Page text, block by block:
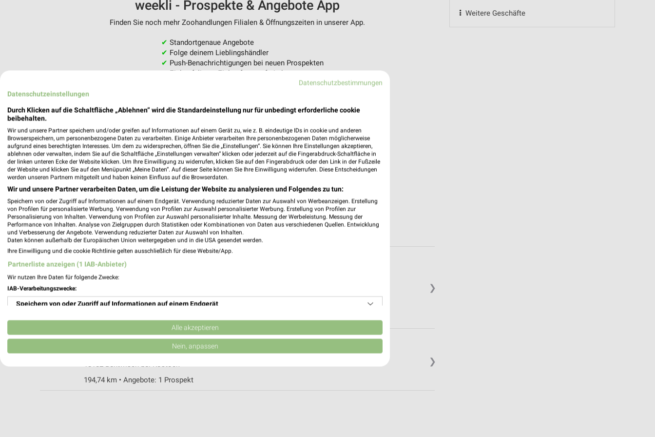
Weitere Geschäfte
weekli - Prospekte & Angebote App
Finden Sie noch mehr Zoohandlungen Filialen & Öffnungszeiten in unserer App.
✔ Standortgenaue Angebote
✔ Folge deinem Lieblingshändler
✔ Push-Benachrichtigungen bei neuen Prospekten
✔Einkaufsliste - Einkauf stressfrei planen
❯
Fressnapf Greifswald
17489 Greifswald
Heute 09:00 - 20:00 Uhr | Geschlossen
❯
MegaZoo Rostock Bentwisch
Hansestraße 28a
18182 Bentwisch bei Rostock
194,74 km • Angebote: 1 Prospekt
Datenschutzbestimmungen
Datenschutzeinstellungen
Durch Klicken auf die Schaltfläche „Ablehnen“ wird die Standardeinstellung nur für unbedingt erforderliche cookie
beibehalten.
Wir und unsere Partner speichern und/oder greifen auf Informationen auf einem Gerät zu, wie z. B. eindeutige IDs in cookie und anderen
Browserspeichern, um personenbezogene Daten zu verarbeiten. Einige Anbieter verarbeiten Ihre personenbezogenen Daten möglicherweise
aufgrund eines berechtigten Interesses. Um dem zu widersprechen, öffnen Sie die „Einstellungen“. Sie können Ihre Einstellungen akzeptieren,
ablehnen oder verwalten, indem Sie auf die Schaltfläche „Einstellungen verwalten“ klicken oder jederzeit auf die Fingerabdruck-Schaltfläche in
der linken unteren Ecke der Website klicken. Um Ihre Einwilligung zu widerrufen, klicken Sie auf den Fingerabdruck oder den Link in der Fußzeile
der Website und klicken Sie auf den Menüpunkt „Meine Daten“. Auf dieser Seite können Sie Ihre Einwilligung widerrufen. Diese Entscheidungen
werden unseren Partnern mitgeteilt und haben keinen Einfluss auf die Browserdaten.
Wir und unsere Partner verarbeiten Daten, um die Leistung der Website zu analysieren und Folgendes zu tun:
Speichern von oder Zugriff auf Informationen auf einem Endgerät. Verwendung reduzierter Daten zur Auswahl von Werbeanzeigen. Erstellung
von Profilen für personalisierte Werbung. Verwendung von Profilen zur Auswahl personalisierter Werbung. Erstellung von Profilen zur
Personalisierung von Inhalten. Verwendung von Profilen zur Auswahl personalisierter Inhalte. Messung der Werbeleistung. Messung der
Performance von Inhalten. Analyse von Zielgruppen durch Statistiken oder Kombinationen von Daten aus verschiedenen Quellen. Entwicklung
und Verbesserung der Angebote. Verwendung reduzierter Daten zur Auswahl von Inhalten.
Daten können außerhalb der Europäischen Union weitergegeben und in die USA gesendet werden.
Ihre Einwilligung und die cookie Richtlinie gelten ausschließlich für diese Website/App.
Partnerliste anzeigen (1 IAB-Anbieter)
Wir nutzen Ihre Daten für folgende Zwecke:
IAB-Verarbeitungszwecke:
Speichern von oder Zugriff auf Informationen auf einem Endgerät
Verwendung reduzierter Daten zur Auswahl von Werbeanzeigen
Erstellung von Profilen für personalisierte Werbung
Erstellung von Profilen zur Personalisierung von Inhalten
Alle akzeptieren
Nein, anpassen